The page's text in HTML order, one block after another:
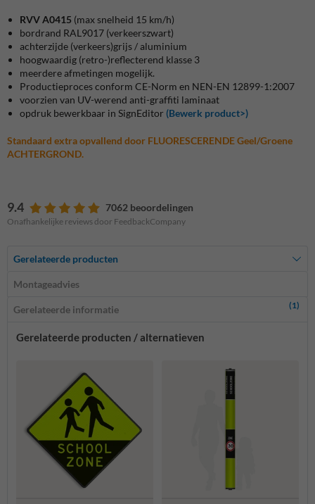
RVV A0415 (max snelheid 15 km/h)
bordrand RAL9017 (verkeerszwart)
achterzijde (verkeers)grijs / aluminium
hoogwaardig (retro-)reflecterend klasse 3
meerdere afmetingen mogelijk.
Productieproces conform CE-Norm en NEN-EN 12899-1:2007
voorzien van UV-werend anti-graffiti laminaat
opdruk bewerkbaar in SignEditor (Bewerk product>)
Standaard extra opvallend door FLUORESCERENDE Geel/Groene
ACHTERGROND.
9.4 7062 beoordelingen
Onafhankelijke reviews door FeedbackCompany
Gerelateerde producten
Montageadvies
Gerelateerde informatie (1)
Gerelateerde producten / alternatieven